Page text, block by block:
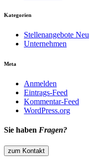
Kategorien
Stellenangebote Neu
Unternehmen
Meta
Anmelden
Eintrags-Feed
Kommentar-Feed
WordPress.org
Sie haben Fragen?
zum Kontakt